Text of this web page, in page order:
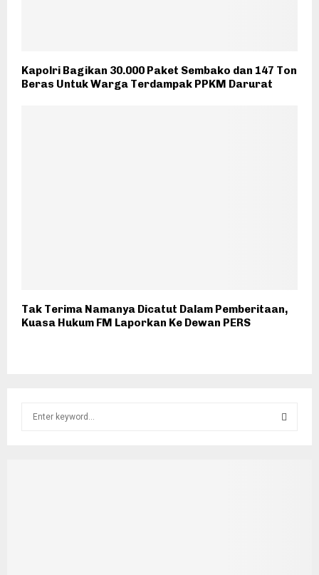
Kapolri Bagikan 30.000 Paket Sembako dan 147 Ton
Beras Untuk Warga Terdampak PPKM Darurat
Tak Terima Namanya Dicatut Dalam Pemberitaan,
Kuasa Hukum FM Laporkan Ke Dewan PERS